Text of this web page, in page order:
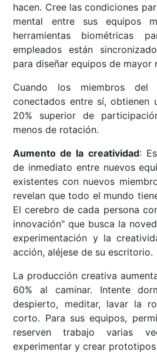
hacen. Cree las condiciones
mental entre sus equipos
herramientas biométricas
empleados están
para diseñar equipos de mayor
Cuando los miembros del
conectados entre sí, obtienen
20% superior de
menos de rotación.
Aumento de la creatividad:
de inmediato entre nuevos
existentes con nuevos
revelan que todo el mundo
El cerebro de cada persona
innovación" que busca la
experimentación y la
acción, aléjese de su escritorio.
La producción creativa
60% al caminar. Intente
despierto, meditar, lavar la
corto. Para sus equipos,
reserven trabajo varias
experimentar y crear prototipos